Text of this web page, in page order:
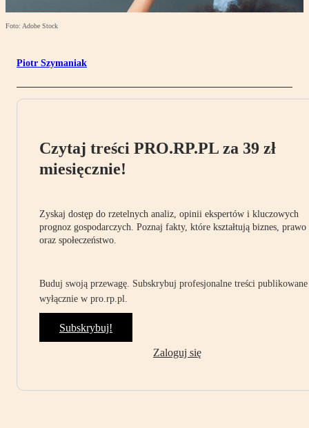
Foto: Adobe Stock
Piotr Szymaniak
Czytaj treści PRO.RP.PL za 39 zł
miesięcznie!
Zyskaj dostęp do rzetelnych analiz, opinii ekspertów i kluczowych
prognoz gospodarczych. Poznaj fakty, które kształtują biznes, prawo
oraz społeczeństwo.
Buduj swoją przewagę. Subskrybuj profesjonalne treści publikowane
wyłącznie w pro.rp.pl.
Subskrybuj!
Zaloguj się